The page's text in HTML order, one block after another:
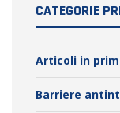
CATEGORIE
Articoli in
Barriere